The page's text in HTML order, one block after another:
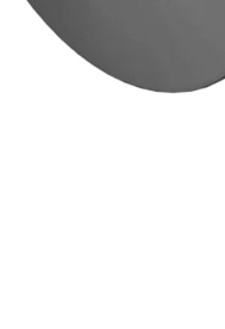
Доставка